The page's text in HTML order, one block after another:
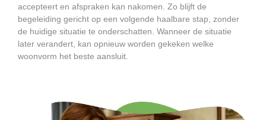
accepteert en afspraken kan nakomen. Zo blijft de
begeleiding gericht op een volgende haalbare stap, zonder
de huidige situatie te onderschatten. Wanneer de situatie
later verandert, kan opnieuw worden gekeken welke
woonvorm het beste aansluit.